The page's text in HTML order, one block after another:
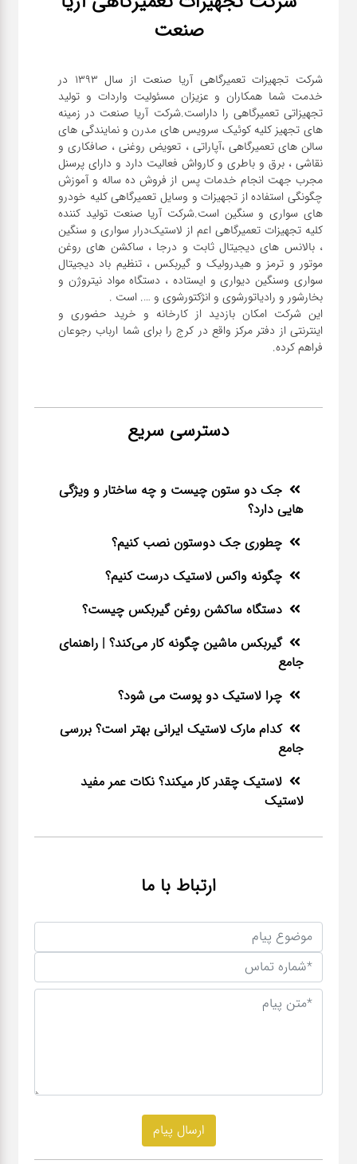
صنعت
شرکت تجهیزات تعمیرگاهی آریا صنعت از سال ۱۳۹۳ در
خدمت شما همکاران و عزیزان مسئولیت واردات و تولید
تجهیزاتی تعمیرگاهی را داراست.شرکت آریا صنعت در زمینه
های تجهیز کلیه کوئیک سرویس های مدرن و نمایندگی های
سالن های تعمیرگاهی ،آپاراتی ، تعویض روغنی ، صافکاری و
نقاشی ، برق و باطری و کارواش فعالیت دارد و دارای پرسنل
مجرب جهت انجام خدمات پس از فروش ده ساله و آموزش
چگونگی استفاده از تجهیزات و وسایل تعمیرگاهی کلیه خودرو
های سواری و سنگین است.شرکت آریا صنعت تولید کننده
کلیه تجهیزات تعمیرگاهی اعم از لاستیک‌درار سواری و ‌سنگین
، بالانس های دیجیتال ثابت و درجا ، ساکشن های روغن
موتور و ترمز و هیدرولیک و گیربکس ، تنظیم باد دیجیتال
سواری و‌سنگین دیواری و ایستاده ، دستگاه مواد نیتروژن و
این شرکت امکان بازدید از کارخانه و خرید حضوری و
اینترنتی از دفتر مرکز واقع در کرج را برای شما ارباب رجوعان
فراهم کرده.
دسترسی سریع
جک دو ستون چیست و چه ساختار و ویژگی
هایی دارد؟
چطوری جک دوستون نصب کنیم؟
چگونه واکس لاستیک درست کنیم؟
دستگاه ساکشن روغن گیربکس چیست؟
گیربکس ماشین چگونه کار می‌کند؟ | راهنمای
جامع
چرا لاستیک دو پوست می شود؟
کدام مارک لاستیک ایرانی بهتر است؟ بررسی
جامع
لاستیک چقدر کار میکند؟ نکات عمر مفید
لاستیک
ارتباط با ما